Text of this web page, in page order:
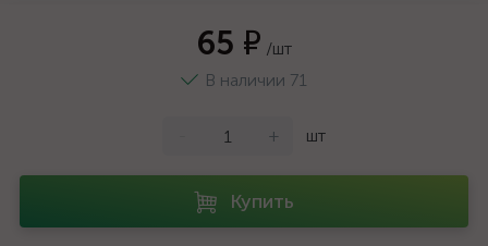
65 ₽ /шт
В наличии 71
+ шт
Купить